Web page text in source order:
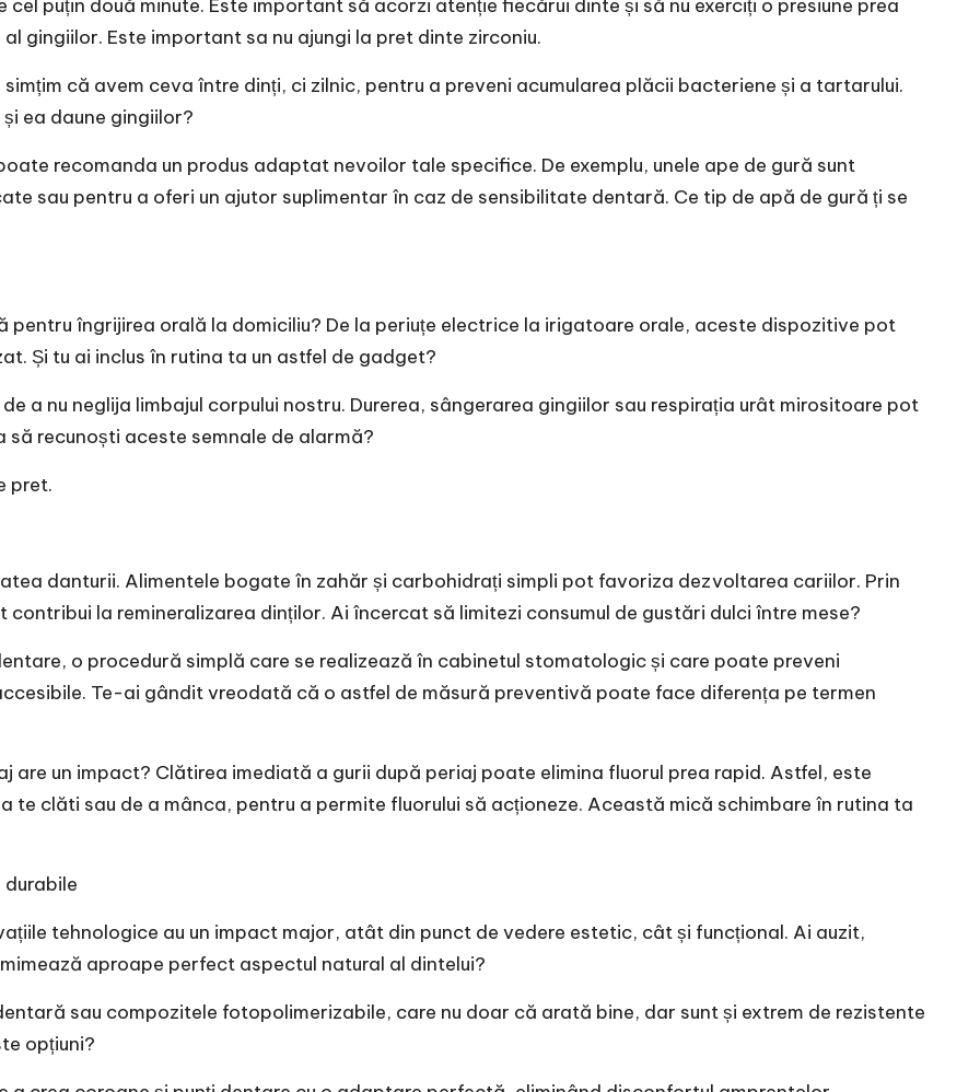
puțin două minute. Este important să acorzi atenție fiecărui dinte și să nu exerciți o presiune prea
gingiilor. Este important sa nu ajungi la pret dinte zirconiu.
că avem ceva între dinți, ci zilnic, pentru a preveni acumularea plăcii bacteriene și a tartarului.
ea daune gingiilor?
recomanda un produs adaptat nevoilor tale specifice. De exemplu, unele ape de gură sunt
sau pentru a oferi un ajutor suplimentar în caz de sensibilitate dentară. Ce tip de apă de gură ți se
pentru îngrijirea orală la domiciliu? De la periuțe electrice la irigatoare orale, aceste dispozitive pot
Și tu ai inclus în rutina ta un astfel de gadget?
a nu neglija limbajul corpului nostru. Durerea, sângerarea gingiilor sau respirația urât mirositoare pot
recunoști aceste semnale de alarmă?
pret.
danturii. Alimentele bogate în zahăr și carbohidrați simpli pot favoriza dezvoltarea cariilor. Prin
la remineralizarea dinților. Ai încercat să limitezi consumul de gustări dulci între mese?
o procedură simplă care se realizează în cabinetul stomatologic și care poate preveni
Te-ai gândit vreodată că o astfel de măsură preventivă poate face diferența pe termen
are un impact? Clătirea imediată a gurii după periaj poate elimina fluorul prea rapid. Astfel, este
clăti sau de a mânca, pentru a permite fluorului să acționeze. Această mică schimbare în rutina ta
tehnologice au un impact major, atât din punct de vedere estetic, cât și funcțional. Ai auzit,
aproape perfect aspectul natural al dintelui?
sau compozitele fotopolimerizabile, care nu doar că arată bine, dar sunt și extrem de rezistente
opțiuni?